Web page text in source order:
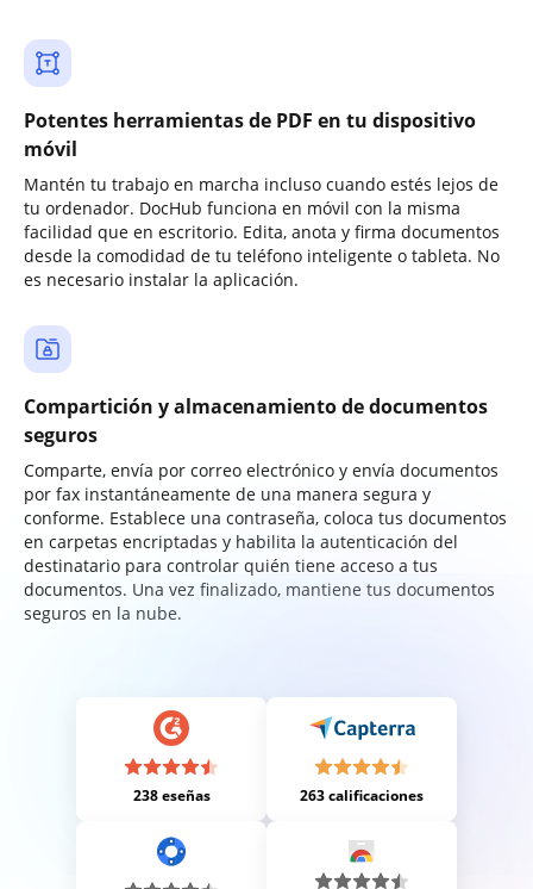
Potentes herramientas de PDF en tu dispositivo
móvil
Mantén tu trabajo en marcha incluso cuando estés lejos de
tu ordenador. DocHub funciona en móvil con la misma
facilidad que en escritorio. Edita, anota y firma documentos
desde la comodidad de tu teléfono inteligente o tableta. No
es necesario instalar la aplicación.
Compartición y almacenamiento de documentos
seguros
Comparte, envía por correo electrónico y envía documentos
por fax instantáneamente de una manera segura y
conforme. Establece una contraseña, coloca tus documentos
en carpetas encriptadas y habilita la autenticación del
destinatario para controlar quién tiene acceso a tus
documentos. Una vez finalizado, mantiene tus documentos
seguros en la nube.
238 eseñas 263 calificaciones